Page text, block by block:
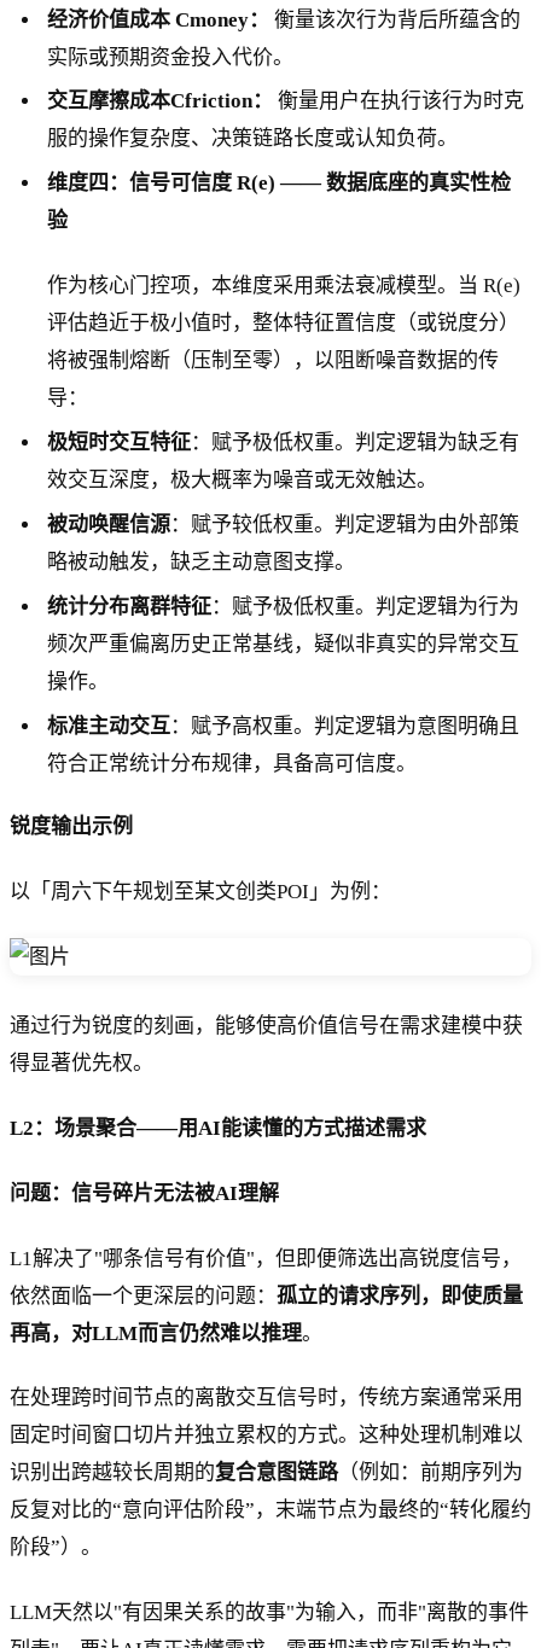
经济价值成本 Cmoney：
衡量该次行为背后所蕴含的
实际或预期资金投入代价。
交互摩擦成本Cfriction：
衡量用户在执行该行为时克
服的操作复杂度、决策链路长度或认知负荷。
维度四：信号可信度 R(e) —— 数据底座的真实性检
验
作为核心门控项，本维度采用乘法衰减模型。当 R(e)
评估趋近于极小值时，整体特征置信度（或锐度分）
将被强制熔断（压制至零），以阻断噪音数据的传
导：
极短时交互特征：赋予极低权重。判定逻辑为缺乏有
效交互深度，极大概率为噪音或无效触达。
被动唤醒信源：赋予较低权重。判定逻辑为由外部策
略被动触发，缺乏主动意图支撑。
统计分布离群特征：赋予极低权重。判定逻辑为行为
频次严重偏离历史正常基线，疑似非真实的异常交互
操作。
标准主动交互：赋予高权重。判定逻辑为意图明确且
符合正常统计分布规律，具备高可信度。
锐度输出示例
以「周六下午规划至某文创类POI」为例：
通过行为锐度的刻画，能够使高价值信号在需求建模中获
得显著优先权。
L2：场景聚合——用AI能读懂的方式描述需求
问题：信号碎片无法被AI理解
L1解决了"哪条信号有价值"，但即便筛选出高锐度信号，
依然面临一个更深层的问题： 孤立的请求序列，即使质量
再高，对LLM而言仍然难以推理。
在处理跨时间节点的离散交互信号时，传统方案通常采用
固定时间窗口切片并独立累权的方式。这种处理机制难以
识别出跨越较长周期的复合意图链路（例如：前期序列为
反复对比的“意向评估阶段”，末端节点为最终的“转化履约
阶段”）。
LLM天然以"有因果关系的故事"为输入，而非"离散的事件